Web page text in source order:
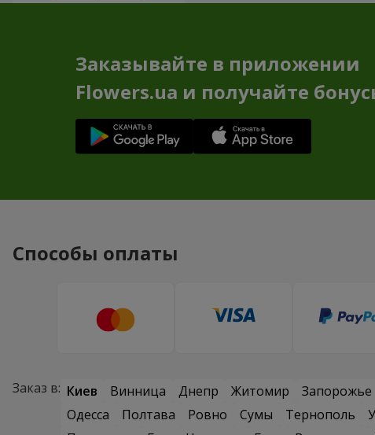
Заказывайте в приложении
Flowers.ua и получайте
Способы оплаты
Заказ в: Киев Винница Днепр Житомир Запорожье
Одесса
Полтава Ровно Сумы Тернополь